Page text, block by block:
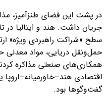
در پشت این فضای طنزآمیز،
جریان داشت. هند و ایتالیا در
سطح «شراکت راهبردی ویژه»
حمل‌ونقل دریایی، مواد معدنی
همکاری‌های صنعتی مذاکره
اقتصادی
گفت‌وگوها بود.